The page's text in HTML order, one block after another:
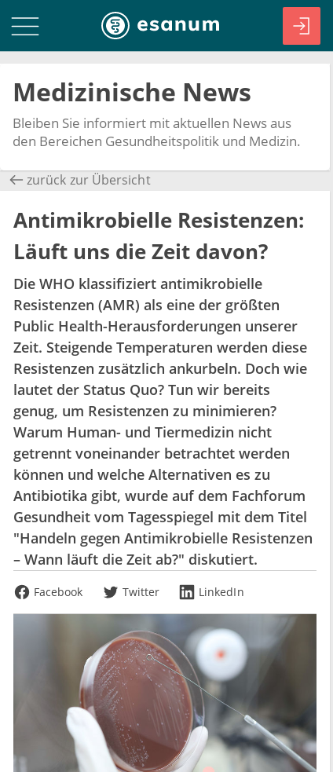
Medizinische News
Bleiben Sie informiert mit aktuellen News aus
den Bereichen Gesundheitspolitik und Medizin.
zurück zur Übersicht
Antimikrobielle Resistenzen:
Läuft uns die Zeit davon?
Die WHO klassifiziert antimikrobielle
Resistenzen (AMR) als eine der größten
Public Health-Herausforderungen unserer
Zeit. Steigende Temperaturen werden diese
Resistenzen zusätzlich ankurbeln. Doch wie
lautet der Status Quo? Tun wir bereits
genug, um Resistenzen zu minimieren?
Warum Human- und Tiermedizin nicht
getrennt voneinander betrachtet werden
können und welche Alternativen es zu
Antibiotika gibt, wurde auf dem Fachforum
Gesundheit vom Tagesspiegel mit dem Titel
"Handeln gegen Antimikrobielle Resistenzen
– Wann läuft die Zeit ab?" diskutiert.
Facebook Twitter LinkedIn